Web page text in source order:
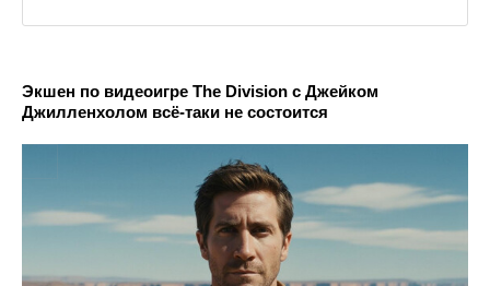
Экшен по видеоигре The Division с Джейком
Джилленхолом всё-таки не состоится